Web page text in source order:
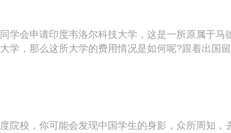
学会申请印度韦洛尔科技大学，这是一所原属于马
学，那么这所大学的费用情况是如何呢?跟着出国
院校，你可能会发现中国学生的身影，众所周知，